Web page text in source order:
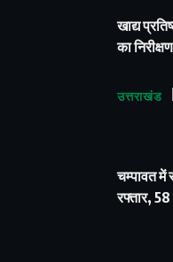
खाद्य
का
उत्तराखंड
चम्पावत में
रफ्तार,